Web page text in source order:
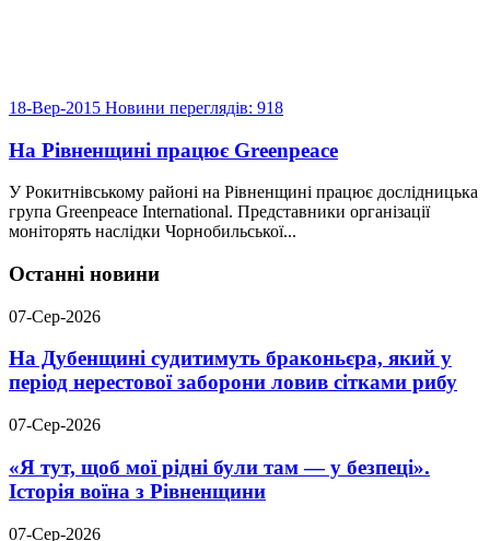
18-Вер-2015 Новини переглядів: 918
На Рівненщині працює Greenpeace
У Рокитнівському районі на Рівненщині працює дослідницька
група Greenpeace International. Представники організації
моніторять наслідки Чорнобильської...
Останні новини
07-Сер-2026
На Дубенщині судитимуть браконьєра, який у
період нерестової заборони ловив сітками рибу
07-Сер-2026
«Я тут, щоб мої рідні були там — у безпеці».
Історія воїна з Рівненщини
07-Сер-2026